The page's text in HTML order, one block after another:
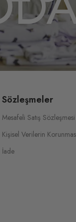
Sözleşmeler
Mesafeli Satış Sözleşmesi
Kişisel Verilerin
İade